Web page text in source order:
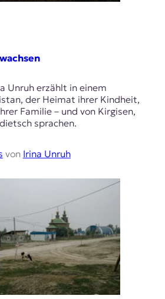
Unruh erzählt in einem
der Heimat ihrer Kindheit,
Familie – und von Kirgisen,
sprachen.
von Irina Unruh